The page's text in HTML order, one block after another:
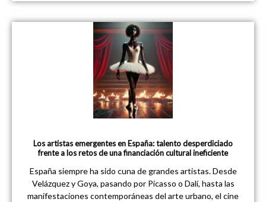
Los artistas emergentes en España: talento desperdiciado
frente a los retos de una financiación cultural ineficiente
España siempre ha sido cuna de grandes artistas. Desde
Velázquez y Goya, pasando por Picasso o Dalí, hasta las
manifestaciones contemporáneas del arte urbano, el cine